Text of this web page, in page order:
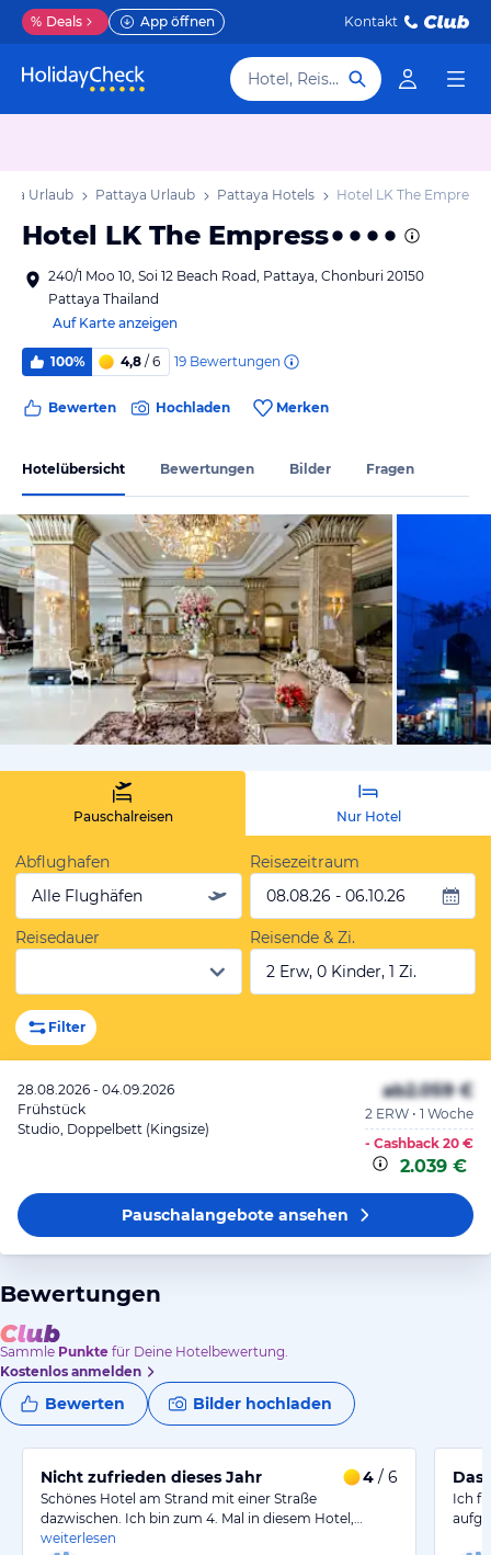
% Deals App öffnen Kontakt
Hotel, Reiseziel
Urlaub Pattaya Urlaub Pattaya Hotels Hotel LK The Empress
Hotel LK The Empress
240/1 Moo 10, Soi 12 Beach Road, Pattaya, Chonburi 20150
Pattaya Thailand
Auf Karte anzeigen
100% 4,8 / 6 19 Bewertungen
Bewerten Hochladen Merken
Hotelübersicht Bewertungen Bilder Fragen
von
Pauschalreisen Nur Hotel
Abflughafen
Alle Flughäfen
Reisezeitraum
08.08.26 - 06.10.26
Reisedauer
Reisende & Zi.
2 Erw, 0 Kinder, 1 Zi.
Filter
28.08.2026 - 04.09.2026
Frühstück
Studio, Doppelbett (Kingsize)
ab2.059 €
2 ERW • 1 Woche
- Cashback 20 €
2.039 €
Pauschalangeboteansehen
Bewertungen
Sammle Punkte für Deine Hotelbewertung.
Kostenlos anmelden
Bewerten Bilder hochladen
Nicht zufrieden dieses Jahr 4 / 6
Schönes Hotel am Strand mit einer Straße
dazwischen. Ich bin zum 4. Mal in diesem Hotel,…
weiterlesen
Das
Ich